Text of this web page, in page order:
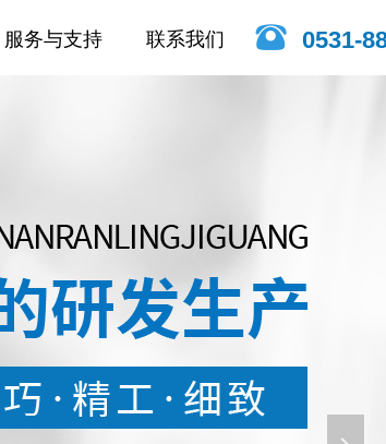
服务与支持 联系我们 뀰 0531-